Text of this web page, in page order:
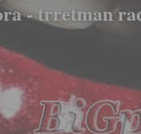
rsd (tretman